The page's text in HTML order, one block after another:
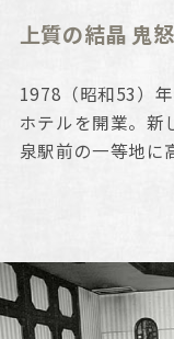
上質の結晶 鬼
1978（昭和53）
ホテルを開業。新
泉駅前の一等地に